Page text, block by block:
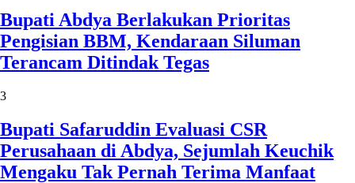
Bupati Abdya Berlakukan Prioritas
Pengisian BBM, Kendaraan Siluman
Terancam Ditindak Tegas
3
Bupati Safaruddin Evaluasi CSR
Perusahaan di Abdya, Sejumlah Keuchik
Mengaku Tak Pernah Terima Manfaat